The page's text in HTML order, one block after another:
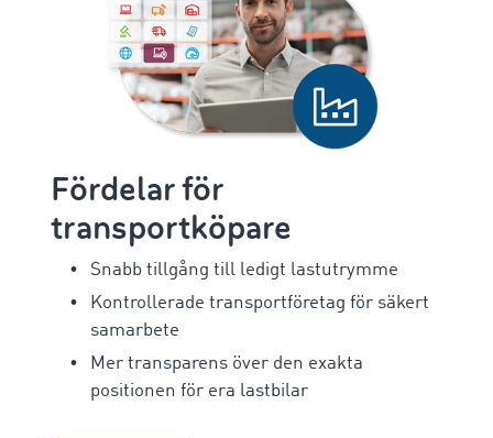
Fördelar för
transportköpare
Snabb tillgång till ledigt lastutrymme
Kontrollerade transportföretag för säkert
samarbete
Mer transparens över den exakta
positionen för era lastbilar